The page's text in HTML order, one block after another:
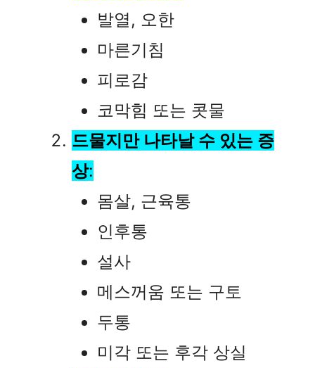
발열, 오한
마른기침
피로감
코막힘 또는 콧물
드물지만 나타날 수 있는 증
상:
몸살, 근육통
인후통
설사
메스꺼움 또는 구토
두통
미각 또는 후각 상실